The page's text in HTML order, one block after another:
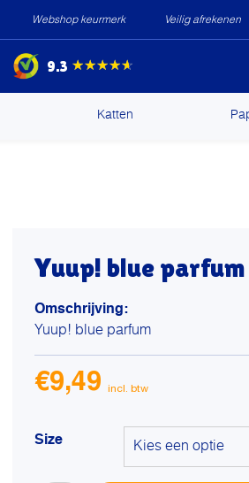
Webshop keurmerk Veilig afrekenen
9.3 ★★★★★
Katten
Yuup! blue parfum
Omschrijving:
Yuup! blue parfum
€9,49
Size